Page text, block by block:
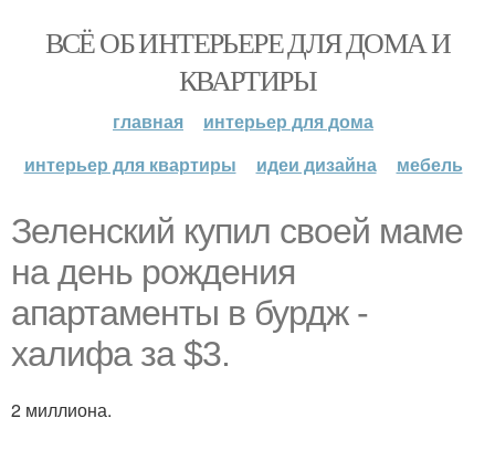
ВСЁ ОБ ИНТЕРЬЕРЕ ДЛЯ ДОМА И
КВАРТИРЫ
главная
интерьер для дома
интерьер для квартиры
идеи дизайна мебель
Зеленский купил своей маме
на день рождения
апартаменты в бурдж -
халифа за $3.
2 миллиона.